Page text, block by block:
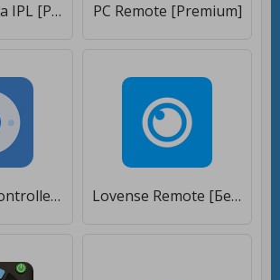
Philips Lumea IPL [Premium] PC Remote [Premium]
Mi Remote controller - for TV, STB, AC and more [Premium] Lovense Remote [Без рекламы]